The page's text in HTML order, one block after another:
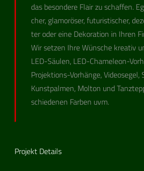
das beson­dere Flair zu schaf­fen.
cher, glamo­rö­ser, futu­ris­ti­scher,
ter oder eine Deko­ra­tion in Ihren
Wir set­zen Ihre Wün­sche krea­tiv
LED-Säu­len, LED-Cha­me­leon-
Pro­jek­ti­ons-Vor­hänge, Video­se­gel,
Kunst­pal­men, Mol­ton und
schie­de­nen Far­ben uvm.
Projekt Details